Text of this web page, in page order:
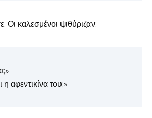
καλεσμένοι ψιθύριζαν:
η αφεντικίνα του;»